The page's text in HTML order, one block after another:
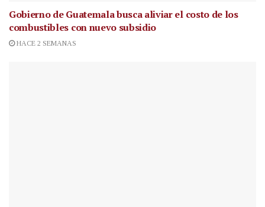
Gobierno de Guatemala busca aliviar el costo de los
combustibles con nuevo subsidio
HACE 2 SEMANAS